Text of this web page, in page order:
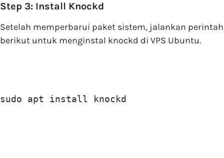
Step 3: Install Knockd
Setelah memperbarui paket sistem, jalankan perintah
berikut untuk menginstal knockd di VPS Ubuntu.
sudo apt install knockd